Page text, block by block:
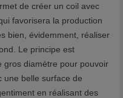
de créer un coil avec
favorisera la production
bien, évidemment, réaliser
Le principe est
gros diamètre pour pouvoir
une belle surface de
en réalisant des